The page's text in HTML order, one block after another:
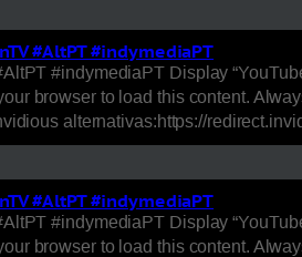
#AltPT #indymediaPT
#indymediaPT Display
browser to load this content.
alternativas:https://
#AltPT #indymediaPT
#indymediaPT Display
browser to load this content.